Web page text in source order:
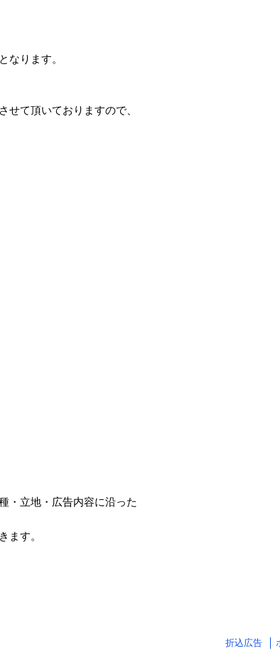
なります。
せて頂いておりますので、
・立地・広告内容に沿った
ます。
折込広告